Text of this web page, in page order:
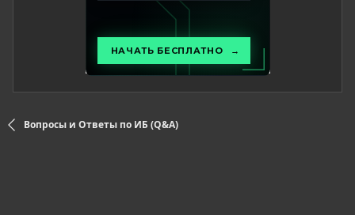
Вопросы и Ответы по ИБ (Q&A)